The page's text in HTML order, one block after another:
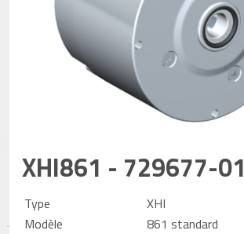
XHI861 - 729677-01
Type
XHI
Modèle
861 standard